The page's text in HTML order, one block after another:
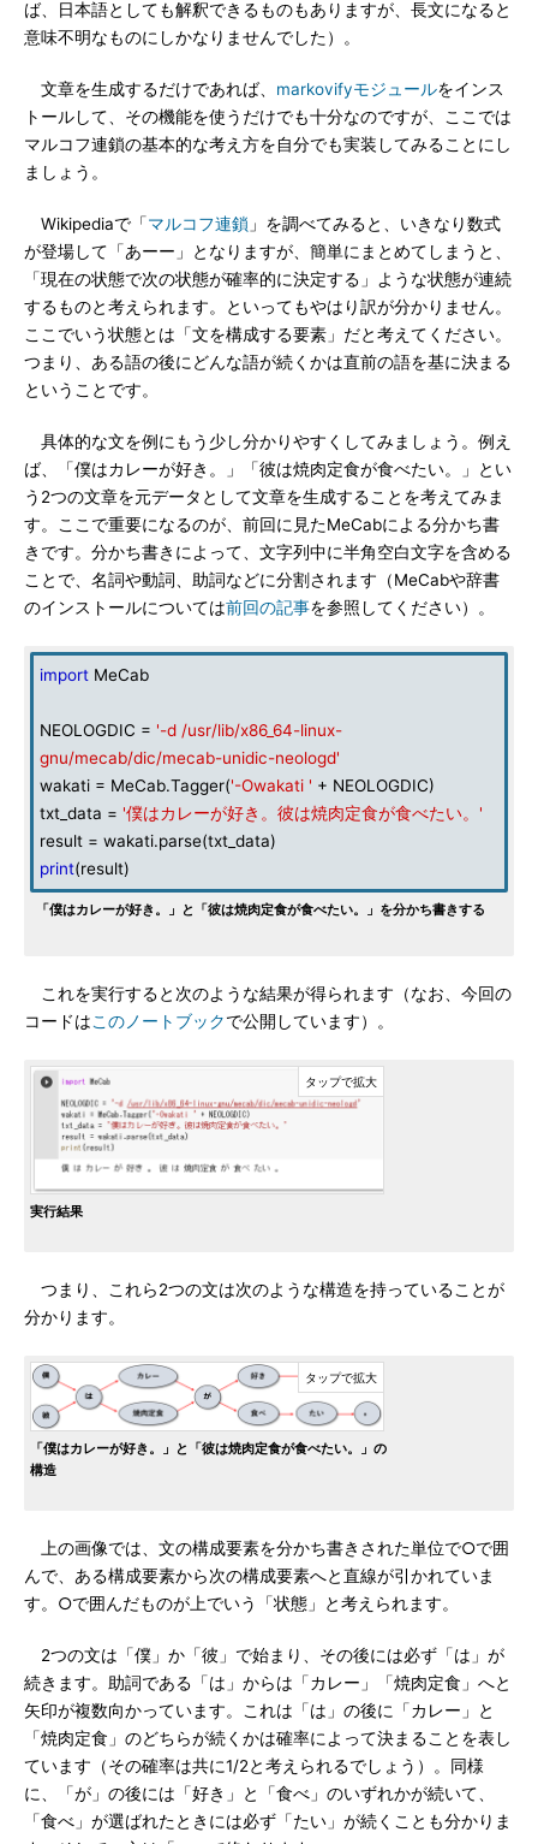
ば、日本語としても解釈できるものもありますが、長文になると
意味不明なものにしかなりませんでした）。
文章を生成するだけであれば、 markovifyモジュールをインス
トールして、その機能を使うだけでも十分なのですが、ここでは
マルコフ連鎖の基本的な考え方を自分でも実装してみることにし
ましょう。
Wikipediaで「マルコフ連鎖 」を調べてみると、いきなり数式
が登場して「あーー」となりますが、簡単にまとめてしまうと、
「現在の状態で次の状態が確率的に決定する」ような状態が連続
するものと考えられます。といってもやはり訳が分かりません。
ここでいう状態とは「文を構成する要素」だと考えてください。
つまり、ある語の後にどんな語が続くかは直前の語を基に決まる
ということです。
具体的な文を例にもう少し分かりやすくしてみましょう。例え
ば、「僕はカレーが好き。」「彼は焼肉定食が食べたい。」とい
う2つの文章を元データとして文章を生成することを考えてみま
す。ここで重要になるのが、前回に見たMeCabによる分かち書
きです。分かち書きによって、文字列中に半角空白文字を含める
ことで、名詞や動詞、助詞などに分割されます（MeCabや辞書
のインストールについては前回の記事を参照してください）。
import MeCab
NEOLOGDIC = '-d /usr/lib/x86_64-linux-
gnu/mecab/dic/mecab-unidic-neologd'
wakati = MeCab.Tagger('-Owakati ' + NEOLOGDIC)
txt_data = '僕はカレーが好き。彼は焼肉定食が食べたい。'
result = wakati.parse(txt_data)
print(result)
「僕はカレーが好き。」と「彼は焼肉定食が食べたい。」を分かち書きする
これを実行すると次のような結果が得られます（なお、今回の
コードはこのノートブックで公開しています）。
実行結果
つまり、これら2つの文は次のような構造を持っていることが
分かります。
「僕はカレーが好き。」と「彼は焼肉定食が食べたい。」の
構造
上の画像では、文の構成要素を分かち書きされた単位で○で囲
んで、ある構成要素から次の構成要素へと直線が引かれていま
す。○で囲んだものが上でいう「状態」と考えられます。
2つの文は「僕」か「彼」で始まり、その後には必ず「は」が
続きます。助詞である「は」からは「カレー」「焼肉定食」へと
矢印が複数向かっています。これは「は」の後に「カレー」と
「焼肉定食」のどちらが続くかは確率によって決まることを表し
ています（その確率は共に1/2と考えられるでしょう）。同様
に、「が」の後には「好き」と「食べ」のいずれかが続いて、
「食べ」が選ばれたときには必ず「たい」が続くことも分かりま